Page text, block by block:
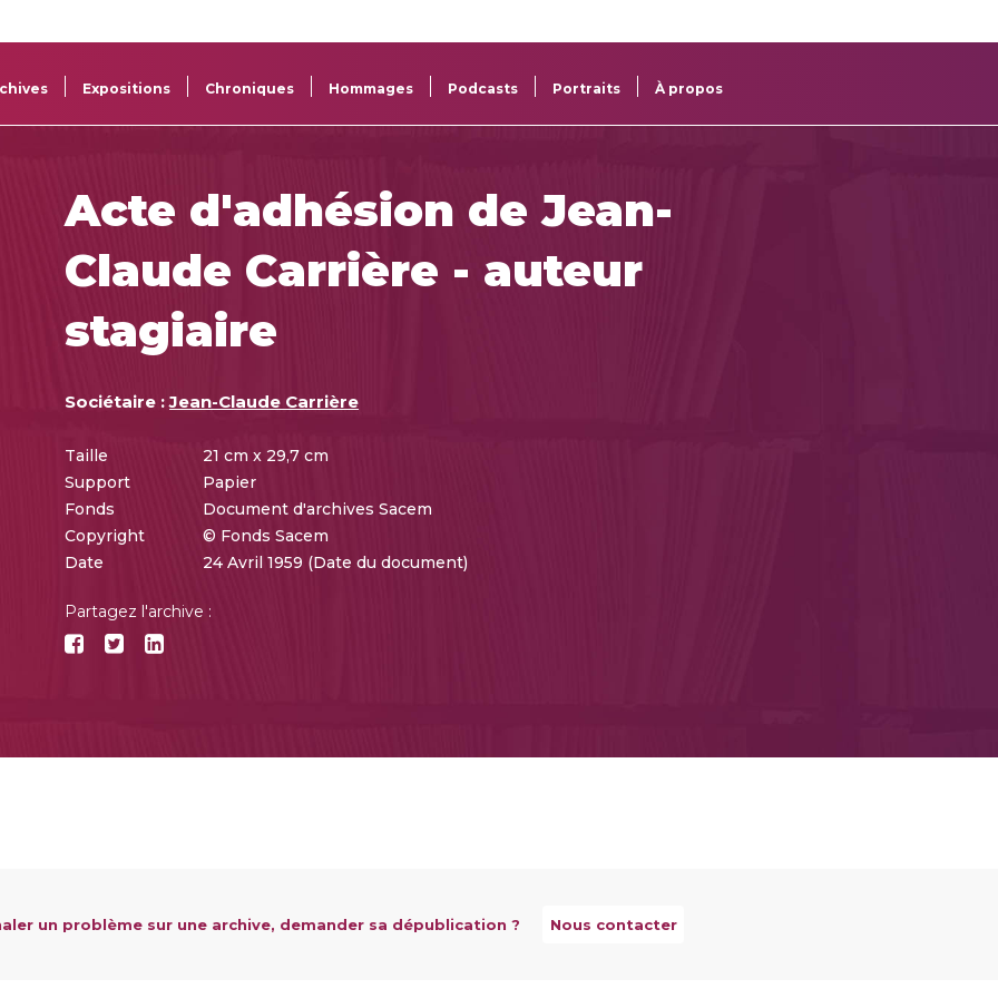
Sacem
projets
Sacem
des œuvres
Expositions Chroniques Hommages Podcasts Portraits À propos
Acte d'adhésion de Jean-
Claude Carrière - auteur
stagiaire
Sociétaire : Jean-Claude Carrière
Taille
21 cm x 29,7 cm
Support
Papier
Fonds
Document d'archives Sacem
Copyright
© Fonds Sacem
Date
24 Avril 1959 (Date du document)
Partagez l'archive :
un problème sur une archive, demander sa dépublication ? Nous contacter